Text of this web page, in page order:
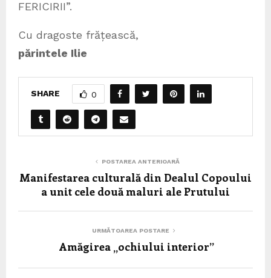
FERICIRII”.
Cu dragoste frățească,
părintele Ilie
SHARE 0
POSTAREA ANTERIOARĂ
Manifestarea culturală din Dealul Copoului
a unit cele două maluri ale Prutului
URMĂTOAREA POSTARE
Amăgirea „ochiului interior”